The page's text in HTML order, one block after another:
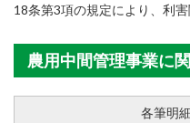
18条第3項の規定により、利
農用中間管理事業に
各筆明細